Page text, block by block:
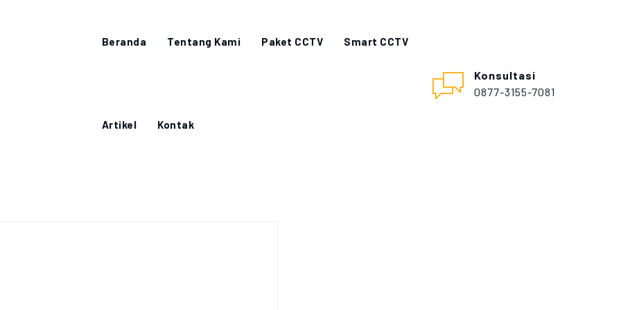
Beranda Tentang Kami Paket CCTV Smart CCTV
Artikel Kontak
Konsultasi
0877-3155-7081